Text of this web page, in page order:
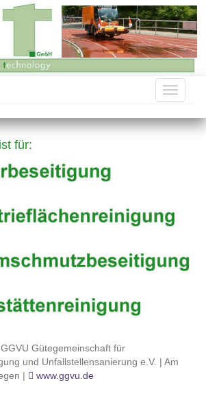
Toggle
für:
Gütegemeinschaft für
und Unfallstellensanierung e.V. | Am
|
www.ggvu.de